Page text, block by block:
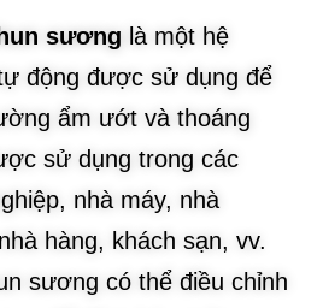
sương là một hệ
động được sử dụng để
ẩm ướt và thoáng
sử dụng trong các
nhà máy, nhà
hàng, khách sạn, vv.
sương có thể điều chỉnh